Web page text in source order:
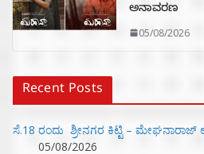
ಅನಾವರಣ
05/08/2026
Recent Posts
ಸೆ.18 ರಂದು ಶ್ರೀನಗರ ಕಿಟ್ಟಿ –
05/08/2026